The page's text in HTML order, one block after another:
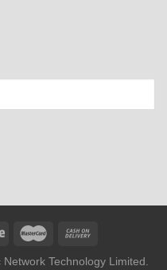
Technology Limited.